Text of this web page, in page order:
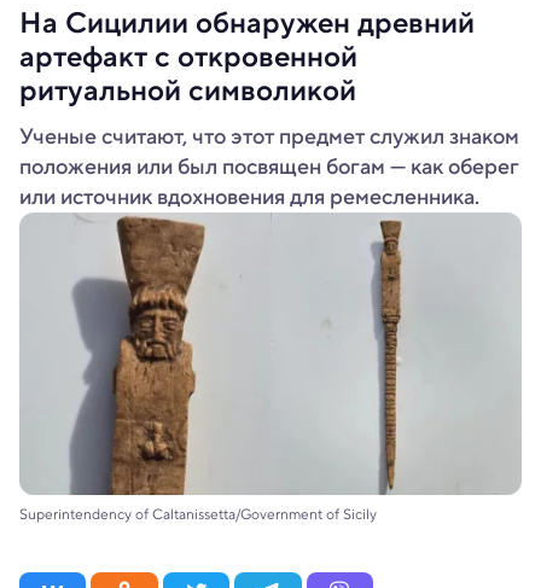
На Сицилии обнаружен древний
артефакт с откровенной
ритуальной символикой
Ученые считают, что этот предмет служил знаком
положения или был посвящен богам — как оберег
или источник вдохновения для ремесленника.
Superintendency of Caltanissetta/Government of Sicily